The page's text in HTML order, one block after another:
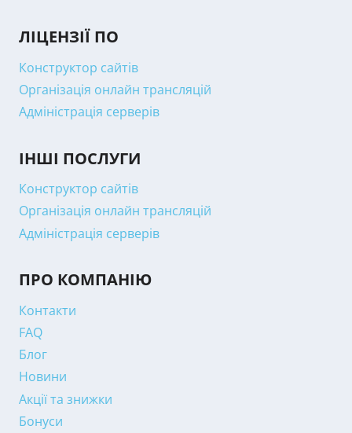
ЛІЦЕНЗІЇ ПО
Конструктор сайтів
Організація онлайн трансляцій
Адміністрація серверів
ІНШІ ПОСЛУГИ
Конструктор сайтів
Організація онлайн трансляцій
Адміністрація серверів
ПРО КОМПАНІЮ
Контакти
FAQ
Блог
Новини
Акції та знижки
Бонуси